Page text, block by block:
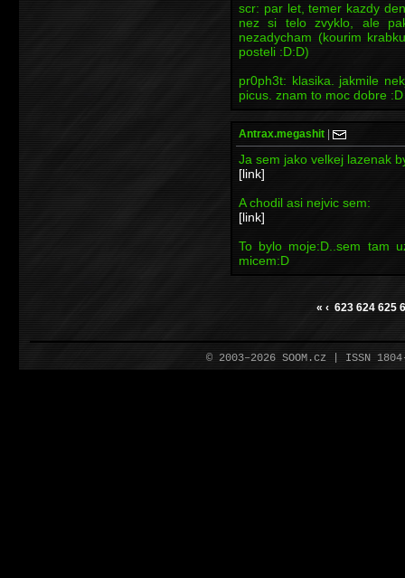
scr: par let, temer kazdy
nez si telo zvyklo, ale
nezadycham (kourim
posteli :D:D)
pr0ph3t: klasika. jakmile
picus. znam to moc dobre :D
Antrax.megashit
Ja sem jako velkej lazenak
[link]
A chodil asi nejvic sem:
[link]
To bylo moje:D..sem tam
micem:D
« ‹ 623 624 625
© 2003–2026 SOOM.cz | ISSN